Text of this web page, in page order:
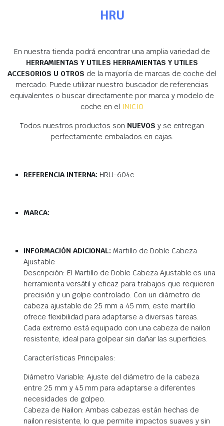
HRU
En nuestra tienda podrá encontrar una amplia variedad de
HERRAMIENTAS Y UTILES HERRAMIENTAS Y UTILES
ACCESORIOS U OTROS de la mayoría de marcas de coche del
mercado. Puede utilizar nuestro buscador de referencias
equivalentes o buscar directamente por marca y modelo de
coche en el INICIO
Todos nuestros productos son NUEVOS y se entregan
perfectamente embalados en cajas.
REFERENCIA INTERNA: HRU-604c
MARCA:
INFORMACIÓN ADICIONAL: Martillo de Doble Cabeza
Ajustable
Descripción: El Martillo de Doble Cabeza Ajustable es una
herramienta versátil y eficaz para trabajos que requieren
precisión y un golpe controlado. Con un diámetro de
cabeza ajustable de 25 mm a 45 mm, este martillo
ofrece flexibilidad para adaptarse a diversas tareas.
Cada extremo está equipado con una cabeza de nailon
resistente, ideal para golpear sin dañar las superficies.
Características Principales:
Diámetro Variable: Ajuste del diámetro de la cabeza
entre 25 mm y 45 mm para adaptarse a diferentes
necesidades de golpeo.
Cabeza de Nailon: Ambas cabezas están hechas de
nailon resistente, lo que permite impactos suaves y sin